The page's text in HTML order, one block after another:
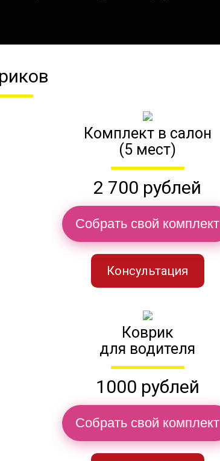
Комплект в салон
(5 мест)
2 700 рублей
Собрать свой комплект
Консультация
Коврик
для водителя
1000 рублей
Собрать свой комплект